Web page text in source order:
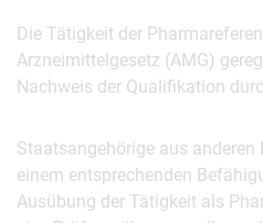
Die Tätigkeit der
Arzneimittelgesetz (AMG)
Nachweis der Qualifikation
Staatsangehörige aus anderen
einem entsprechenden
Ausübung der Tätigkeit als